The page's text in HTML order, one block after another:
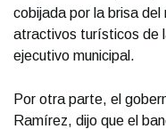
cobijada por la brisa
atractivos turísticos de
ejecutivo municipal.
Por otra parte, el
Ramírez, dijo que el